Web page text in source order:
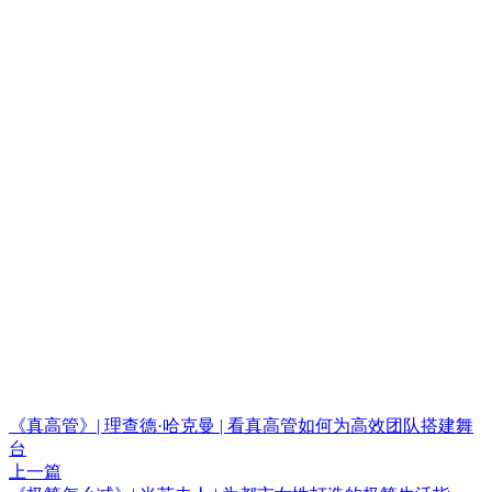
《真高管》| 理查德·哈克曼 | 看真高管如何为高效团队搭建舞
台
上一篇